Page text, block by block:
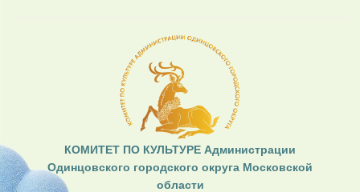
КОМИТЕТ ПО КУЛЬТУРЕ Администрации
Одинцовского городского округа Московской
области